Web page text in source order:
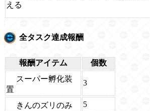
える
全タスク達成報酬
報酬アイテム
個数
スーパー孵化装
置
3
きんのズリのみ
5